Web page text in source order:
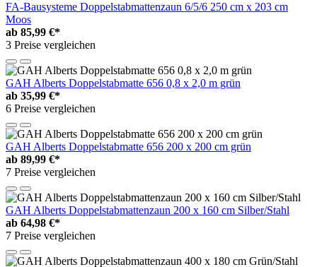
FA-Bausysteme Doppelstabmattenzaun 6/5/6 250 cm x 203 cm
Moos
ab 85,99 €*
3 Preise vergleichen
GAH Alberts Doppelstabmatte 656 0,8 x 2,0 m grün
ab 35,99 €*
6 Preise vergleichen
GAH Alberts Doppelstabmatte 656 200 x 200 cm grün
ab 89,99 €*
7 Preise vergleichen
GAH Alberts Doppelstabmattenzaun 200 x 160 cm Silber/Stahl
ab 64,98 €*
7 Preise vergleichen